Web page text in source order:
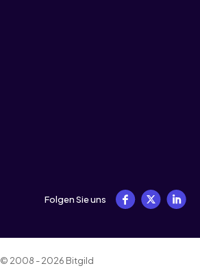
Folgen Sie uns
© 2008 - 2026 Bitgild